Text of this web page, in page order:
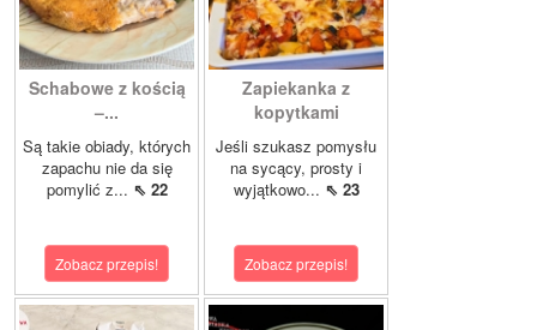
Schabowe z kością
–...
Są takie obiady, których
zapachu nie da się
pomylić z... ⇖ 22
Zobacz przepis!
Zapiekanka z
kopytkami
Jeśli szukasz pomysłu
na sycący, prosty i
wyjątkowo... ⇖ 23
Zobacz przepis!